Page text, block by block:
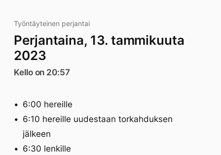
Työntäyteinen perjantai
Perjantaina, 13. tammikuuta
2023
Kello on 20:57
6:00 hereille
6:10 hereille uudestaan torkahduksen
jälkeen
6:30 lenkille